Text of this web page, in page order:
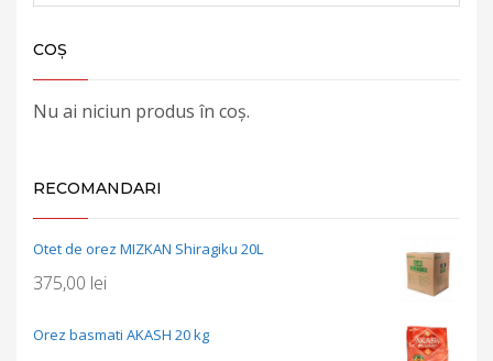
COȘ
Nu ai niciun produs în coș.
RECOMANDARI
Otet de orez MIZKAN Shiragiku 20L
375,00 lei
Orez basmati AKASH 20 kg